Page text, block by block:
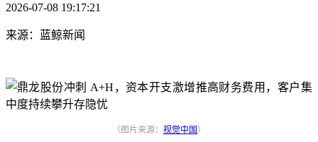
2026-07-08 19:17:21
来源：蓝鲸新闻
（图片来源： 视觉中国 ）